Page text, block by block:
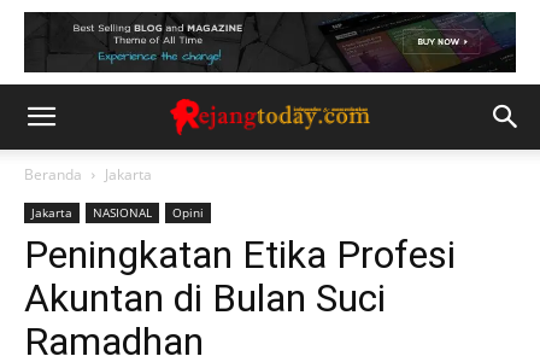
Beranda Jakarta
Jakarta NASIONAL Opini
Peningkatan Etika Profesi
Akuntan di Bulan Suci
Ramadhan